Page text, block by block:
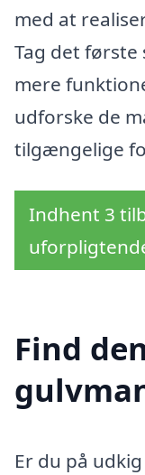
med at
Tag det
mere
udforske de
tilgængelige
Indhent 3
Find
Er du på